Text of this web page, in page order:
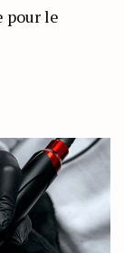
pour le